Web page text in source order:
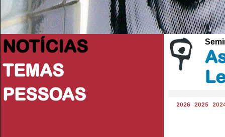
NOTÍCIAS
TEMAS
PESSOAS
2026 2025